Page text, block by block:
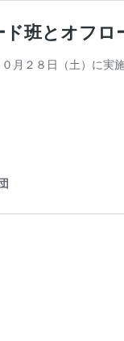
班とオフロ
月２８日（土）に実